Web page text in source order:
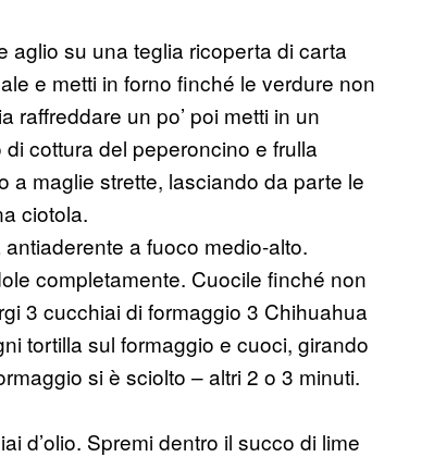
aglio su una teglia ricoperta di carta
e metti in forno finché le verdure non
raffreddare un po’ poi metti in un
cottura del peperoncino e frulla
a maglie strette, lasciando da parte le
ciotola.
a fuoco medio-alto.
completamente. Cuocile finché non
3 cucchiai di formaggio 3 Chihuahua
tortilla sul formaggio e cuoci, girando
si è sciolto – altri 2 o 3 minuti.
d’olio. Spremi dentro il succo di lime